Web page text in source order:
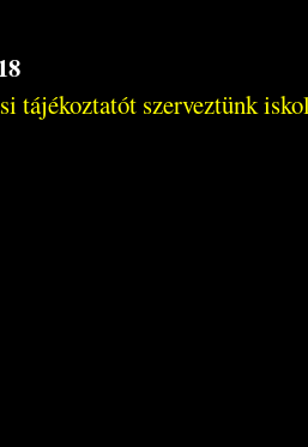
tájékoztatót szerveztünk